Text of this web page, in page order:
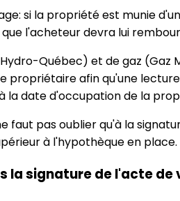
si la propriété est munie
l'acheteur devra lui
Québec) et de gaz (Gaz
propriétaire afin qu'une
la date d'occupation de la
faut pas oublier qu'à la
à l'hypothèque en place.
la signature de l'acte de